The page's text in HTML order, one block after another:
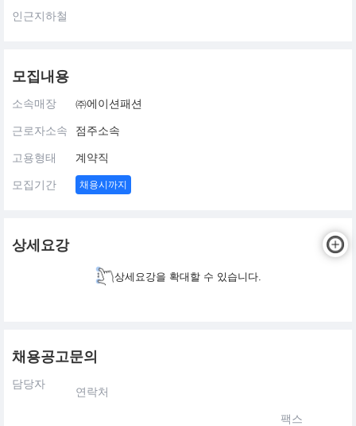
인근지하철
모집내용
소속매장 ㈜에이션패션
근로자소속 점주소속
고용형태 계약직
모집기간 채용시까지
상세요강
상세요강을 확대할 수 있습니다.
채용공고문의
담당자
연락처
팩스